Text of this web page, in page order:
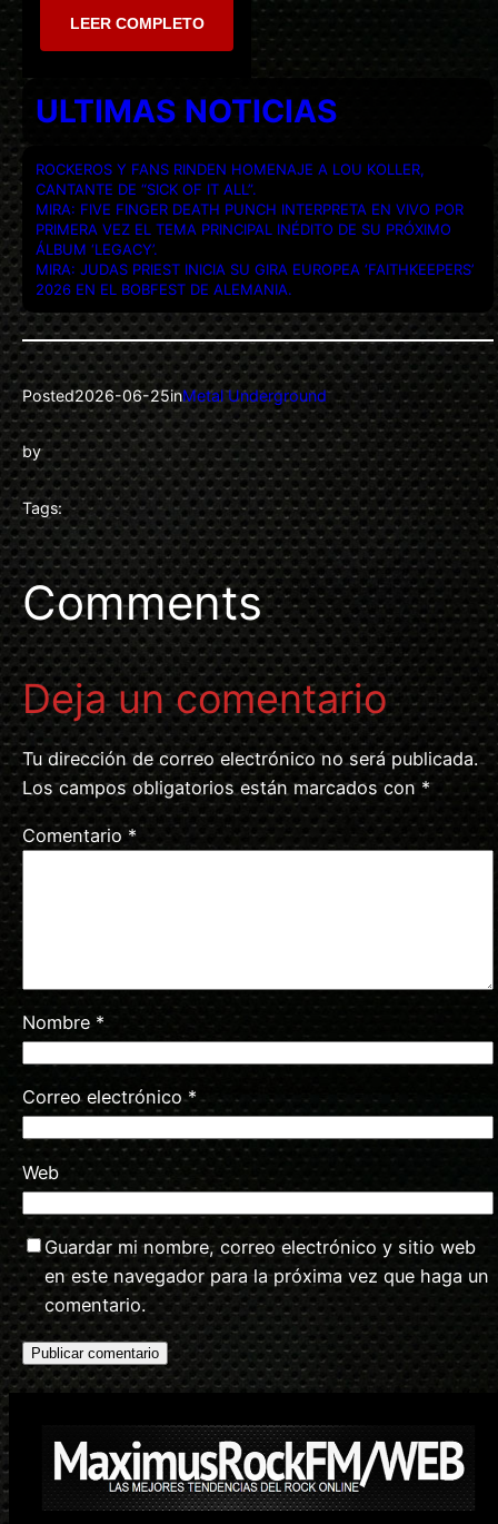
LEER COMPLETO
ULTIMAS NOTICIAS
ROCKEROS Y FANS RINDEN HOMENAJE A LOU KOLLER,
CANTANTE DE “SICK OF IT ALL”.
MIRA: FIVE FINGER DEATH PUNCH INTERPRETA EN VIVO POR
PRIMERA VEZ EL TEMA PRINCIPAL INÉDITO DE SU PRÓXIMO
ÁLBUM ‘LEGACY’.
MIRA: JUDAS PRIEST INICIA SU GIRA EUROPEA ‘FAITHKEEPERS’
2026 EN EL BOBFEST DE ALEMANIA.
Posted2026-06-25inMetal Underground
by
Tags:
Comments
Deja un comentario
Tu dirección de correo electrónico no será publicada.
Los campos obligatorios están marcados con *
Comentario *
Nombre *
Correo electrónico*
Web
Guardar mi nombre, correo electrónico y sitio web
en este navegador para la próxima vez que haga un
comentario.